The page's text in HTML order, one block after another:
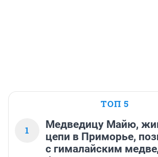
ТОП 5
1
Медведицу Майю,
цепи в Приморье,
с гималайским